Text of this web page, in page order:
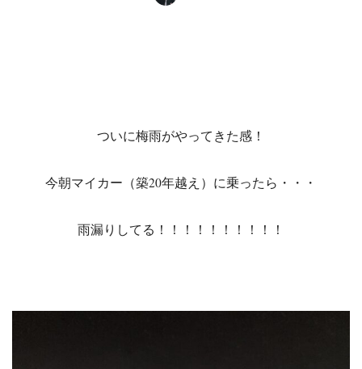
ついに梅雨がやってきた感！
今朝マイカー（築20年越え）に乗ったら・・・
雨漏りしてる！！！！！！！！！！